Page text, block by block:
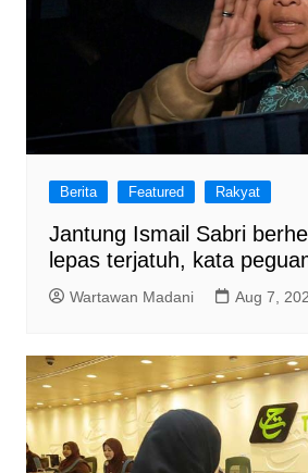
Berita Featured Rakyat
Jantung Ismail Sabri
lepas terjatuh, kata
Wartawan Madani Aug 7,